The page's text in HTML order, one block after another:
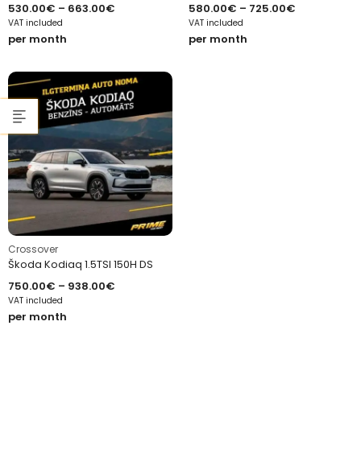
530.00€ – 663.00€
VAT included
per month
580.00€ – 725.00€
VAT included
per month
Crossover
Škoda Kodiaq 1.5TSI 150H DS
750.00€ – 938.00€
VAT included
per month